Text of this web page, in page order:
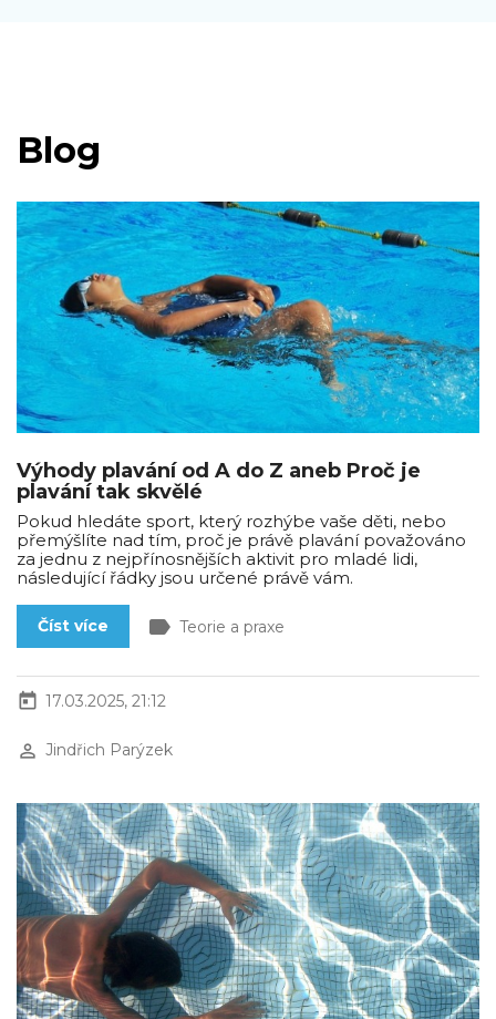
Blog
Výhody plavání od A do Z aneb Proč je
plavání tak skvělé
Pokud hledáte sport, který rozhýbe vaše děti, nebo
přemýšlíte nad tím, proč je právě plavání považováno
za jednu z nejpřínosnějších aktivit pro mladé lidi,
následující řádky jsou určené právě vám.
Číst více label Teorie a praxe
today 17.03.2025, 21:12
perm_identity Jindřich Parýzek